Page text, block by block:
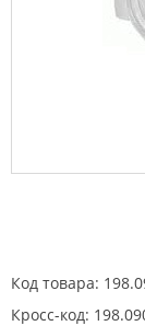
Код товара:
Кросс-код: